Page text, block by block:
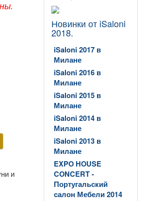
и
Новинки от iSaloni
2018.
iSaloni 2017 в
Милане
iSaloni 2016 в
Милане
iSaloni 2015 в
Милане
iSaloni 2014 в
Милане
iSaloni 2013 в
Милане
EXPO HOUSE
CONCERT -
Португальский
салон Мебели 2014